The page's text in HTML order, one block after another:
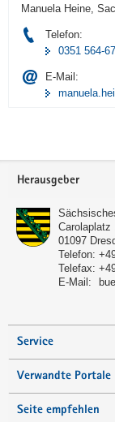
Manuela Heine,
Telefon:
0351 564-
E-Mail:
Footer-
Herausgeber
Carolaplatz
01097
Telefon:
Telefax:
E-Mail:
Service
Verwandte Portale
Seite empfehlen